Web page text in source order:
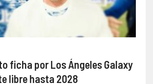
ficha por Los Ángeles Galaxy
libre hasta 2028